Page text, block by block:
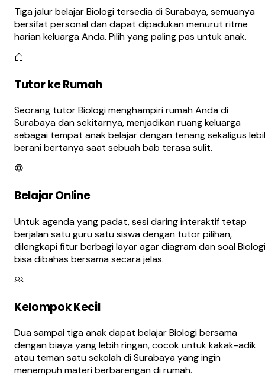
Tiga jalur belajar Biologi tersedia di Surabaya, semuanya
bersifat personal dan dapat dipadukan menurut ritme
harian keluarga Anda. Pilih yang paling pas untuk anak.
Tutor ke Rumah
Seorang tutor Biologi menghampiri rumah Anda di
Surabaya dan sekitarnya, menjadikan ruang keluarga
sebagai tempat anak belajar dengan tenang sekaligus
berani bertanya saat sebuah bab terasa sulit.
Belajar Online
Untuk agenda yang padat, sesi daring interaktif tetap
berjalan satu guru satu siswa dengan tutor pilihan,
dilengkapi fitur berbagi layar agar diagram dan soal Biologi
bisa dibahas bersama secara jelas.
Kelompok Kecil
Dua sampai tiga anak dapat belajar Biologi bersama
dengan biaya yang lebih ringan, cocok untuk kakak-adik
atau teman satu sekolah di Surabaya yang ingin
menempuh materi berbarengan di rumah.